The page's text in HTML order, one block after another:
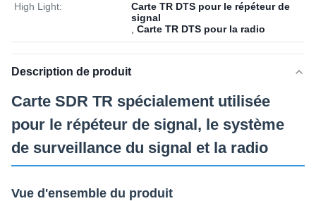
High Light:
Carte TR DTS pour le répéteur de
signal
Carte TR DTS pour la radio
Description de produit
Carte SDR TR spécialement utilisée
pour le répéteur de signal, le système
de surveillance du signal et la radio
Vue d'ensemble du produit